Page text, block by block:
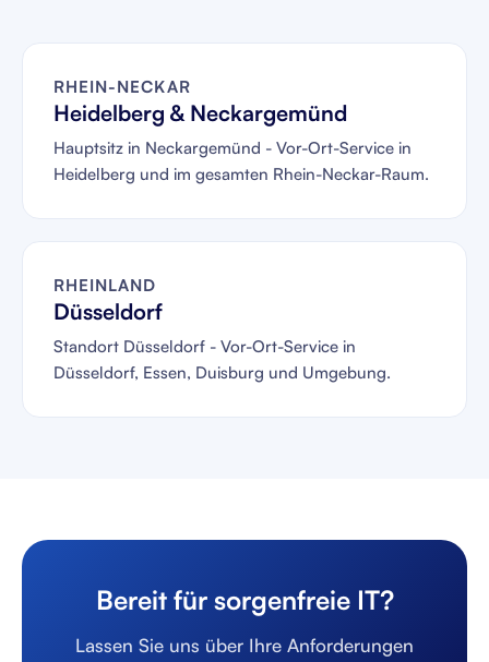
RHEIN-NECKAR
Heidelberg & Neckargemünd
Hauptsitz in Neckargemünd - Vor-Ort-Service in
Heidelberg und im gesamten Rhein-Neckar-Raum.
RHEINLAND
Düsseldorf
Standort Düsseldorf - Vor-Ort-Service in
Düsseldorf, Essen, Duisburg und Umgebung.
Bereit für sorgenfreie IT?
Lassen Sie uns über Ihre Anforderungen